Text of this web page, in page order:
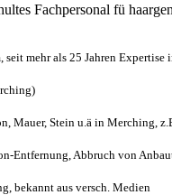
Fachpersonal fü
mehr als 25 Jahren Expertise
Mauer, Stein u.ä in Merching,
Entfernung, Abbruch von
bekannt aus versch. Medien